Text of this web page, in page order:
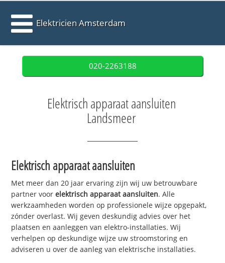
Elektricien Amsterdam
020-2263188
Elektrisch apparaat aansluiten
Landsmeer
Elektrisch apparaat aansluiten
Met meer dan 20 jaar ervaring zijn wij uw betrouwbare
partner voorelektrisch apparaat aansluiten. Alle
werkzaamheden worden op professionele wijze opgepakt,
zónder overlast. Wij geven deskundig advies over het
plaatsen en aanleggen van elektro-installaties. Wij
verhelpen op deskundige wijze uw stroomstoring en
adviseren u over de aanleg van elektrische installaties.